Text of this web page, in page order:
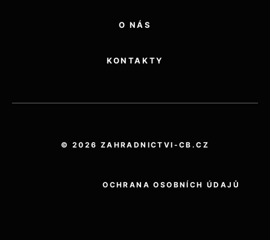
O NÁS
KONTAKTY
© 2026 ZAHRADNICTVI-CB.CZ
OCHRANA OSOBNÍCH ÚDAJŮ